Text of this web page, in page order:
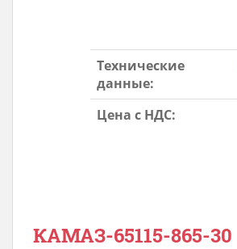
Технические
данные:
Цена с НДС:
КАМАЗ-65115-865-30